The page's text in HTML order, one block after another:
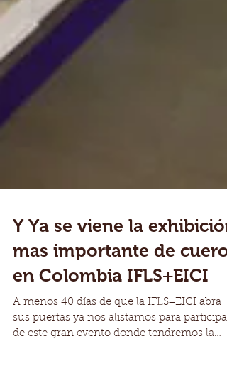
Y Ya se viene la exhibición
mas importante de cuero
en Colombia IFLS+EICI
sus puertas ya nos alistamos para participar